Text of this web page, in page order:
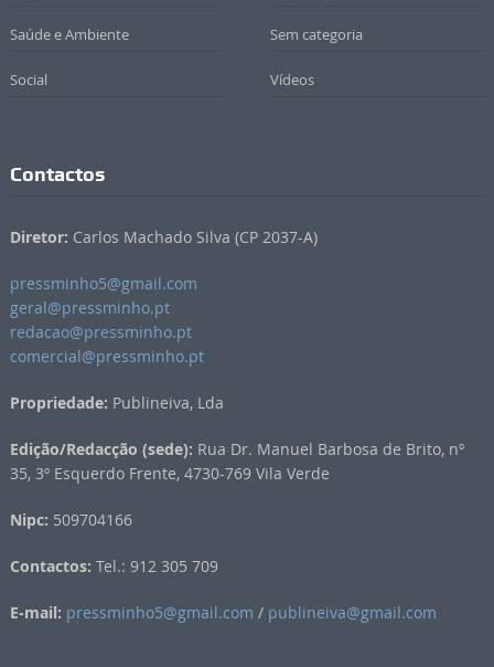
Saúde e Ambiente Sem categoria
Social Vídeos
Contactos
Diretor: Carlos Machado Silva (CP 2037-A)
pressminho5@gmail.com
geral@pressminho.pt
redacao@pressminho.pt
comercial@pressminho.pt
Propriedade: Publineiva, Lda
Edição/Redacção (sede): Rua Dr. Manuel Barbosa de Brito, nº
35, 3º Esquerdo Frente, 4730-769 Vila Verde
Nipc: 509704166
Contactos: Tel.: 912 305 709
E-mail: pressminho5@gmail.com / publineiva@gmail.com